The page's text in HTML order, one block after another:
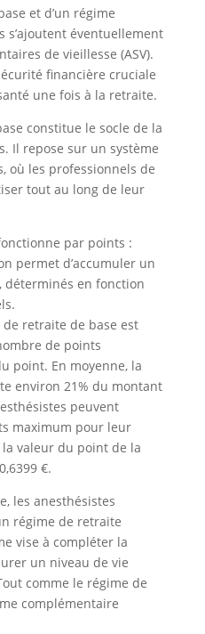
et d’un régime
s’ajoutent éventuellement
de vieillesse (ASV).
financière cruciale
une fois à la retraite.
constitue le socle de la
Il repose sur un système
où les professionnels de
tout au long de leur
par points :
permet d’accumuler un
en fonction
de retraite de base est
de points
point. En moyenne, la
environ 21% du montant
peuvent
maximum pour leur
valeur du point de la
€.
les anesthésistes
régime de retraite
vise à compléter la
un niveau de vie
comme le régime de
complémentaire